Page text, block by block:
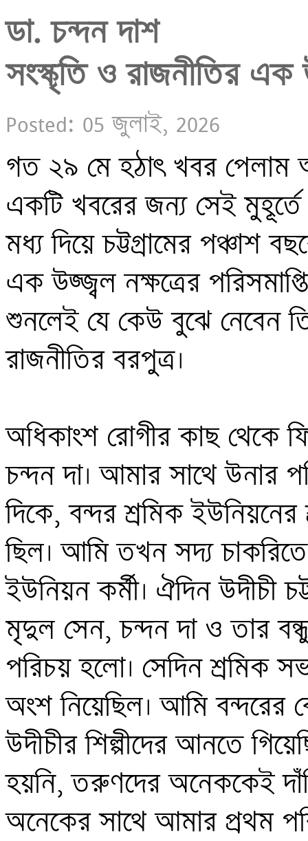
ডা. চন্দন দাশ
সংস্কৃতি ও রাজনীতির এক
Posted: 05 জুলাই, 2026
গত ২৯ মে হঠাৎ খবর
একটি খবরের জন্য সেই মুহূর্তে
মধ্য দিয়ে চট্টগ্রামের পঞ্চাশ
এক উজ্জ্বল নক্ষত্রের
শুনলেই যে কেউ বুঝে নেবেন
রাজনীতির বরপুত্র।
অধিকাংশ রোগীর কাছ থেকে
চন্দন দা। আমার সাথে উনার
দিকে, বন্দর শ্রমিক
ছিল। আমি তখন সদ্য
ইউনিয়ন কর্মী। ঐদিন উদীচী
মৃদুল সেন, চন্দন দা ও তার
পরিচয় হলো। সেদিন শ্রমিক
অংশ নিয়েছিল। আমি বন্দরের
উদীচীর শিল্পীদের আনতে
হয়নি, তরুণদের অনেককেই
অনেকের সাথে আমার প্রথম